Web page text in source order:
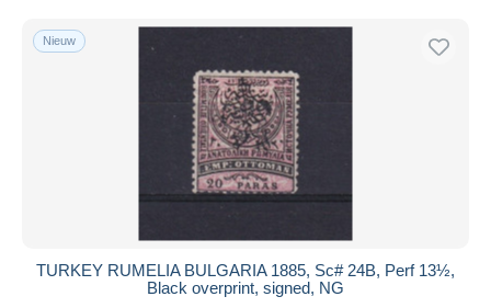
Nieuw
TURKEY RUMELIA BULGARIA 1885, Sc# 24B, Perf 13½,
Black overprint, signed, NG